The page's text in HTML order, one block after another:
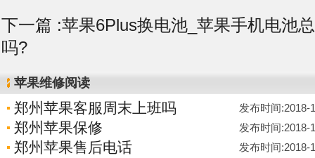
下一篇 :苹果6Plus换电池_苹果手机电池
吗?
苹果维修阅读
郑州苹果客服周末上班吗 发布时间:2018-
郑州苹果保修 发布时间:2018-
郑州苹果售后电话 发布时间:2018-